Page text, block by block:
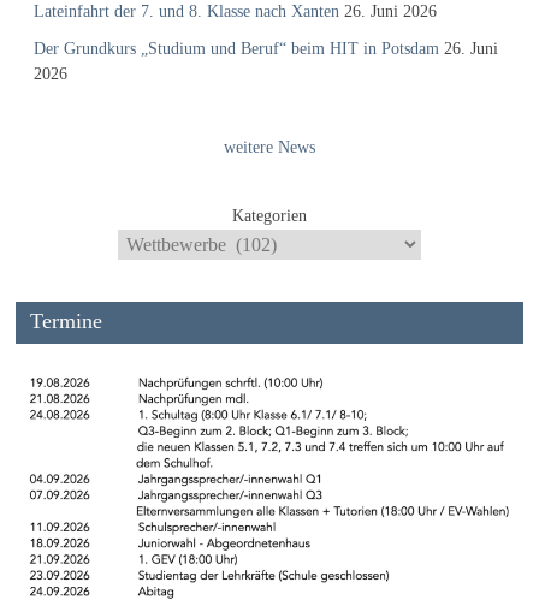
Lateinfahrt der 7. und 8. Klasse nach Xanten 26. Juni 2026
Der Grundkurs „Studium und Beruf“ beim HIT in Potsdam 26. Juni
2026
weitere News
Kategorien
Termine